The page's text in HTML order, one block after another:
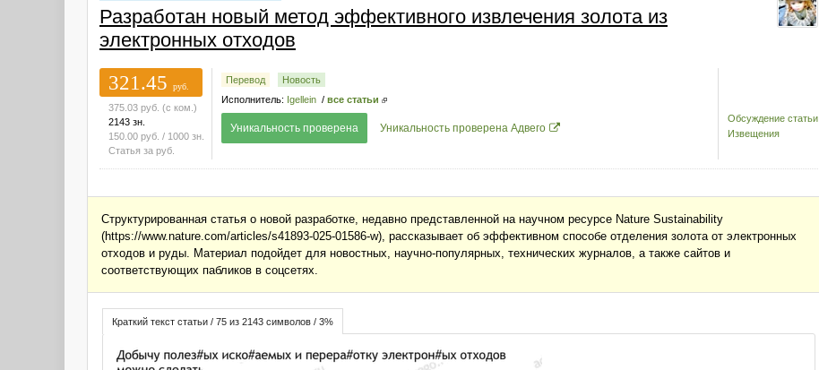
Разработан новый метод эффективного извлечения золота из
электронных отходов
321.45
руб.
375.03 руб. (с ком.)
2143 зн.
150.00 руб. / 1000 зн.
Статья за руб.
Перевод
Новость
Исполнитель: Igellein / все статьи
Уникальность проверена Уникальность проверена Адвего
Обсуждение статьи
Извещения
Структурированная статья о новой разработке, недавно представленной на научном ресурсе Nature Sustainability
(https://www.nature.com/articles/s41893-025-01586-w), рассказывает об эффективном способе отделения золота от электронных
отходов и руды. Материал подойдет для новостных, научно-популярных, технических журналов, а также сайтов и
соответствующих пабликов в соцсетях.
Краткий текст статьи / 75 из 2143 символов / 3%